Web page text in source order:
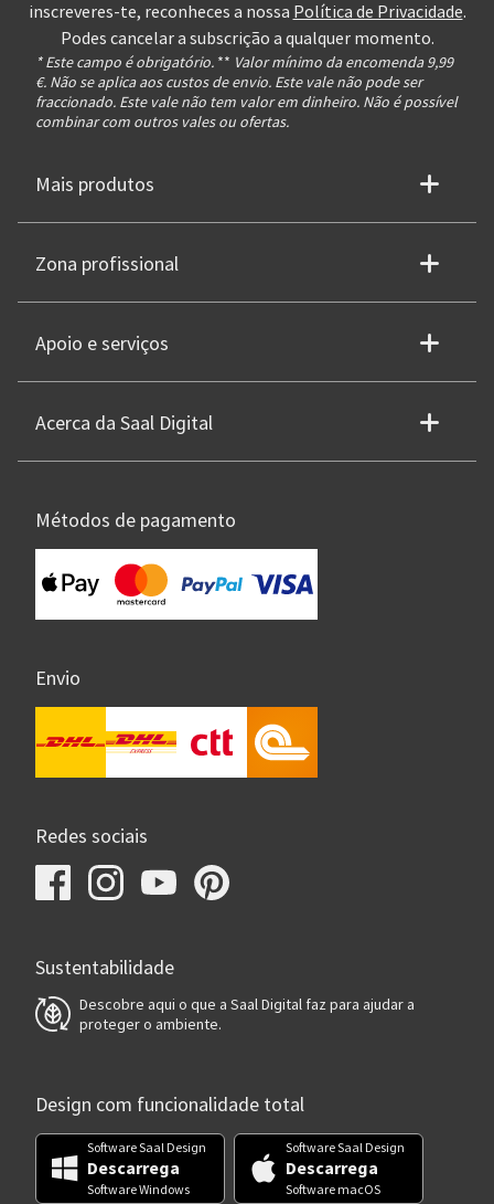
inscreveres-te, reconheces a nossa Política de Privacidade.
Podes cancelar a subscrição a qualquer momento.
* Este campo é obrigatório. ** Valor mínimo da encomenda 9,99
€. Não se aplica aos custos de envio. Este vale não pode ser
fraccionado. Este vale não tem valor em dinheiro. Não é possível
combinar com outros vales ou ofertas.
Mais produtos
Zona profissional
Apoio e serviços
Acerca da Saal Digital
Métodos de pagamento
Envio
Redes sociais
Sustentabilidade
Descobre aqui o que a Saal Digital faz para ajudar a
proteger o ambiente.
Design com funcionalidade total
Software Saal Design
Descarrega
Software Windows
Software Saal Design
Descarrega
Software macOS